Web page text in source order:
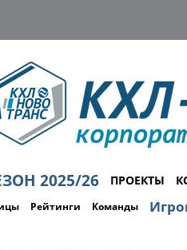
2025/26 ПРОЕКТЫ
Рейтинги Команды